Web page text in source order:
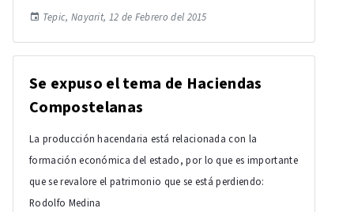
Tepic, Nayarit, 12 de Febrero del 2015
Se expuso el tema de Haciendas
Compostelanas
La producción hacendaria está relacionada con la
formación económica del estado, por lo que es importante
que se revalore el patrimonio que se está perdiendo:
Rodolfo Medina